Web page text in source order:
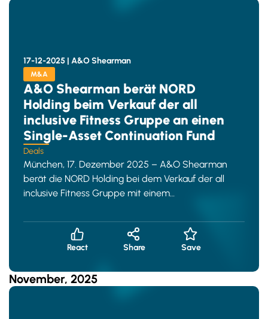
17-12-2025 | A&O Shearman
M&A
A&O Shearman berät NORD
Holding beim Verkauf der all
inclusive Fitness Gruppe an einen
Single-Asset Continuation Fund
Deals
München, 17. Dezember 2025 – A&O Shearman
berät die NORD Holding bei dem Verkauf der all
inclusive Fitness Gruppe mit einem
React Share Save
November, 2025